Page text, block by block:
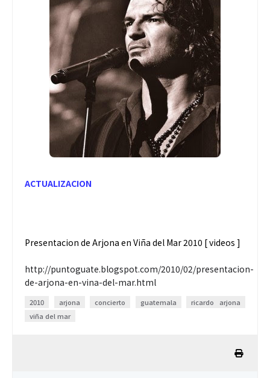
ACTUALIZACION
Presentacion de Arjona en Viña del Mar 2010 [ videos ]
http://puntoguate.blogspot.com/2010/02/presentacion-
de-arjona-en-vina-del-mar.html
2010 arjona concierto guatemala
ricardo arjona
viña del mar